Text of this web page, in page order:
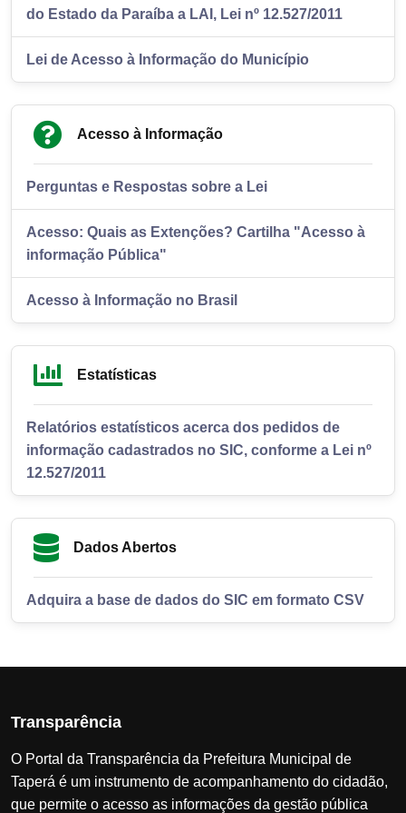
do Estado da Paraíba a LAI, Lei nº 12.527/2011
Lei de Acesso à Informação do Município
Acesso à Informação
Perguntas e Respostas sobre a Lei
Acesso: Quais as Extenções? Cartilha "Acesso à
informação Pública"
Acesso à Informação no Brasil
Estatísticas
Relatórios estatísticos acerca dos pedidos de
informação cadastrados no SIC, conforme a Lei nº
12.527/2011
Dados Abertos
Adquira a base de dados do SIC em formato CSV
Transparência
O Portal da Transparência da Prefeitura Municipal de
Taperá é um instrumento de acompanhamento do cidadão,
que permite o acesso as informações da gestão pública